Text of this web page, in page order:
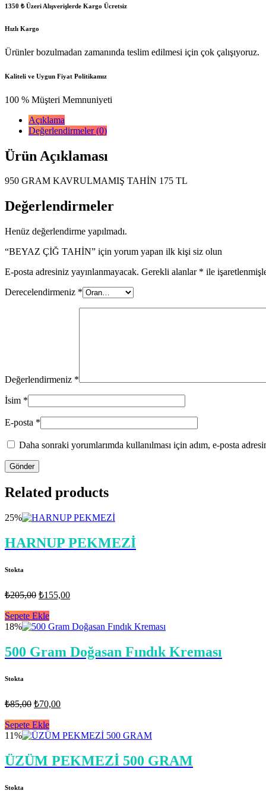
1350 ₺ Üzeri Alışverişlerde Kargo Ücretsiz
Hızlı Kargo
Ürünler bozulmadan zamanında teslim edilmesi için çok çalışıyoruz.
Kaliteli ve Uygun Fiyat Politikamız
100 % Müşteri Memnuniyeti
Açıklama
Değerlendirmeler (0)
Ürün Açıklaması
950 GRAM KAVRULMAMIŞ TAHİN 175 TL
Değerlendirmeler
Henüz değerlendirme yapılmadı.
“BEYAZ ÇİĞ TAHİN” için yorum yapan ilk kişi siz olun
E-posta adresiniz yayınlanmayacak. Gerekli alanlar * ile
Derecelendirmeniz *
Değerlendirmeniz *
İsim *
E-posta *
Daha sonraki yorumlarımda kullanılması için adım, e-posta
Related products
25%
HARNUP PEKMEZİ
Stokta
₺205,00 Orijinal
₺205,00.
₺155,00Şu
₺155,00.
Sepete Ekle
18%
500 Gram Doğasan Fındık Kreması
Stokta
₺85,00 Orijinal
₺85,00.
₺70,00Şu
₺70,00.
Sepete Ekle
11%
ÜZÜM PEKMEZİ 500 GRAM
Stokta